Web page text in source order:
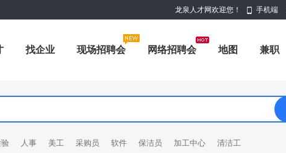
龙泉人才网欢迎您！ 手机端
找企业 现场招聘会 网络招聘会 地图 兼职
人事 美工 采购员 软件 保洁员 加工中心 清洁工